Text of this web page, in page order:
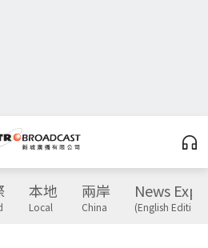
本地
Local
兩岸
China
News
(English Edition)